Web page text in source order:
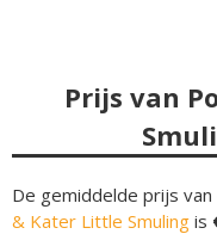
Prijs van
De gemiddelde prijs
& Kater Little Smuling is